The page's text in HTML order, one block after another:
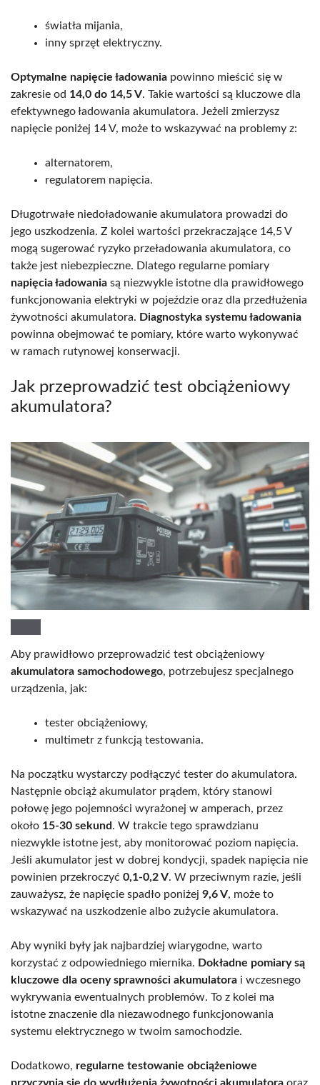
światła mijania,
inny sprzęt elektryczny.
Optymalne napięcie ładowania powinno mieścić się w
zakresie od 14,0 do 14,5 V. Takie wartości są kluczowe dla
efektywnego ładowania akumulatora. Jeżeli zmierzysz
napięcie poniżej 14 V, może to wskazywać na problemy z:
alternatorem,
regulatorem napięcia.
Długotrwałe niedoładowanie akumulatora prowadzi do
jego uszkodzenia. Z kolei wartości przekraczające 14,5 V
mogą sugerować ryzyko przeładowania akumulatora, co
także jest niebezpieczne. Dlatego regularne pomiary
napięcia ładowania są niezwykle istotne dla prawidłowego
funkcjonowania elektryki w pojeździe oraz dla przedłużenia
żywotności akumulatora. Diagnostyka systemu ładowania
powinna obejmować te pomiary, które warto wykonywać
w ramach rutynowej konserwacji.
Jak przeprowadzić test obciążeniowy
akumulatora?
Aby prawidłowo przeprowadzić test obciążeniowy
akumulatora samochodowego, potrzebujesz specjalnego
urządzenia, jak:
tester obciążeniowy,
multimetr z funkcją testowania.
Na początku wystarczy podłączyć tester do akumulatora.
Następnie obciąż akumulator prądem, który stanowi
połowę jego pojemności wyrażonej w amperach, przez
około 15-30 sekund. W trakcie tego sprawdzianu
niezwykle istotne jest, aby monitorować poziom napięcia.
Jeśli akumulator jest w dobrej kondycji, spadek napięcia nie
powinien przekroczyć 0,1-0,2 V. W przeciwnym razie, jeśli
zauważysz, że napięcie spadło poniżej 9,6 V, może to
wskazywać na uszkodzenie albo zużycie akumulatora.
Aby wyniki były jak najbardziej wiarygodne, warto
korzystać z odpowiedniego miernika. Dokładne pomiary są
kluczowe dla oceny sprawności akumulatora i wczesnego
wykrywania ewentualnych problemów. To z kolei ma
istotne znaczenie dla niezawodnego funkcjonowania
systemu elektrycznego w twoim samochodzie.
Dodatkowo, regularne testowanie obciążeniowe